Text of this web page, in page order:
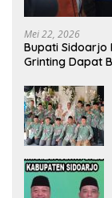
Mei 22, 2026
Bupati Sidoarjo
Grinting Dapat